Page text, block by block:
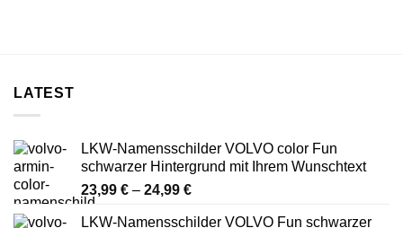
LATEST
LKW-Namensschilder VOLVO color Fun
schwarzer Hintergrund mit Ihrem Wunschtext
23,99 € – 24,99 €Preisspanne:
LKW-Namensschilder VOLVO Fun schwarzer